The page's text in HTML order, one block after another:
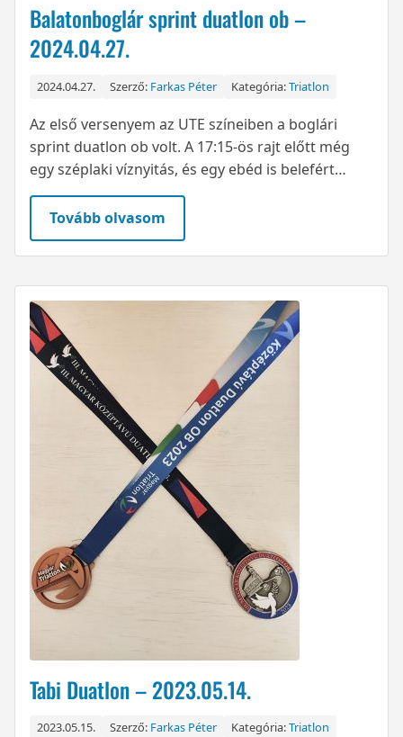
Balatonboglár sprint duatlon ob –
2024.04.27.
2024.04.27. Szerző: Farkas Péter Kategória:Triatlon
Az első versenyem az UTE színeiben a boglári
sprint duatlon ob volt. A 17:15-ös rajt előtt még
egy széplaki víznyitás, és egy ebéd is belefért…
Tovább olvasom
Tabi Duatlon – 2023.05.14.
2023.05.15. Szerző: Farkas Péter Kategória:Triatlon